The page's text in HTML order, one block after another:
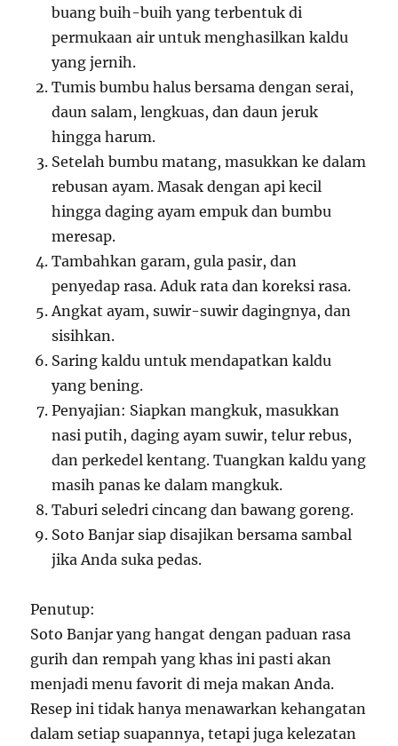
buang buih-buih yang terbentuk di
permukaan air untuk menghasilkan kaldu
yang jernih.
Tumis bumbu halus bersama dengan serai,
daun salam, lengkuas, dan daun jeruk
hingga harum.
Setelah bumbu matang, masukkan ke dalam
rebusan ayam. Masak dengan api kecil
hingga daging ayam empuk dan bumbu
meresap.
Tambahkan garam, gula pasir, dan
penyedap rasa. Aduk rata dan koreksi rasa.
Angkat ayam, suwir-suwir dagingnya, dan
sisihkan.
Saring kaldu untuk mendapatkan kaldu
yang bening.
Penyajian: Siapkan mangkuk, masukkan
nasi putih, daging ayam suwir, telur rebus,
dan perkedel kentang. Tuangkan kaldu yang
masih panas ke dalam mangkuk.
Taburi seledri cincang dan bawang goreng.
Soto Banjar siap disajikan bersama sambal
jika Anda suka pedas.
Penutup:
Soto Banjar yang hangat dengan paduan rasa
gurih dan rempah yang khas ini pasti akan
menjadi menu favorit di meja makan Anda.
Resep ini tidak hanya menawarkan kehangatan
dalam setiap suapannya, tetapi juga kelezatan